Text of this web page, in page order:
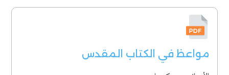
مواعظ في الكتاب المقدس